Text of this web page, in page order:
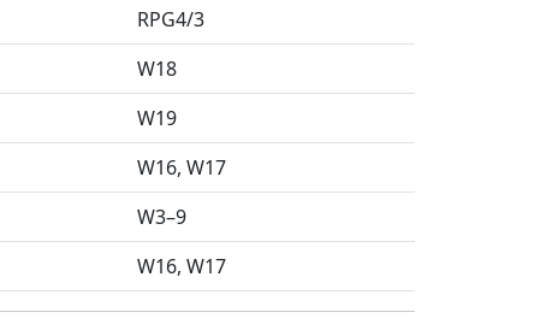
RPG4/3
W18
W19
W16 W17
W3–9
W16 W17